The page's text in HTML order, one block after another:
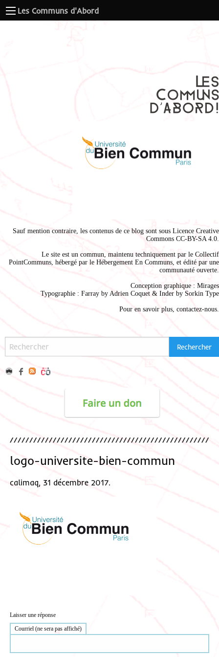
Les Communs d'Abord
Sauf mention contraire, les contenus de ce blog sont sous Licence Creative
Commons CC-BY-SA 4.0.
Le site est un commun, maintenu techniquement par le Collectif
PointCommuns, hébergé par le Hébergement En Communs, et édité par une
communauté ouverte.
Conception graphique : Mirages
Typographie : Farray by Adrien Coquet & Inder by Sorkin Type
Pour en savoir plus, contactez-nous.
logo-universite-bien-commun
calimaq, 31 décembre 2017.
Laisser une réponse
Courriel (ne sera pas affiché)